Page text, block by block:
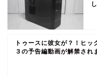
トゥースに彼女が？！ヒッ
３の予告編動画が解禁され